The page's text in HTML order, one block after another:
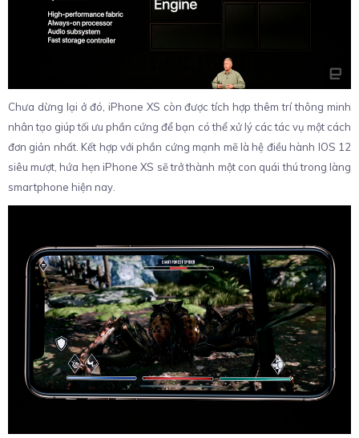
Chưa dừng lại ở đó, iPhone XS còn được tích hợp thêm trí thông minh
nhân tạo giúp tối ưu phần cứng để bạn có thể xử lý các tác vụ một cách
đơn giản nhất. Kết hợp với phần cứng mạnh mẽ là hệ điều hành IOS 12
siêu mượt, hứa hẹn iPhone XS sẽ trở thành một con quái thú trong làng
smartphone hiện nay.